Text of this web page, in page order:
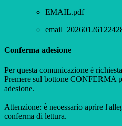
EMAIL.pdf
Conferma adesione
Per questa comunicazione è
Premere sul bottone CONFERMA
adesione.
Attenzione: è necessario aprire
conferma di lettura.